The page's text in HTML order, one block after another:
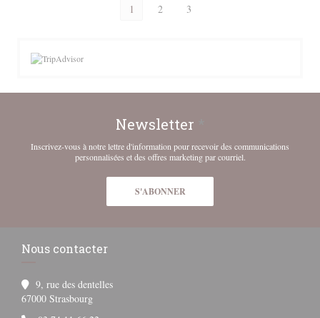
1 2 3
Newsletter
Inscrivez-vous à notre lettre d'information pour recevoir des communications
personnalisées et des offres marketing par courriel.
S'ABONNER
Nous contacter
9, rue des dentelles
67000 Strasbourg((ouvre une nouvelle fenêtre))